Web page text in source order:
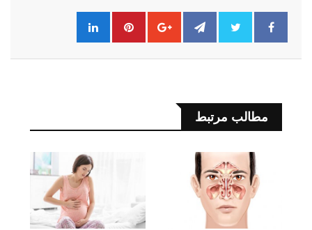
مطالب مرتبط